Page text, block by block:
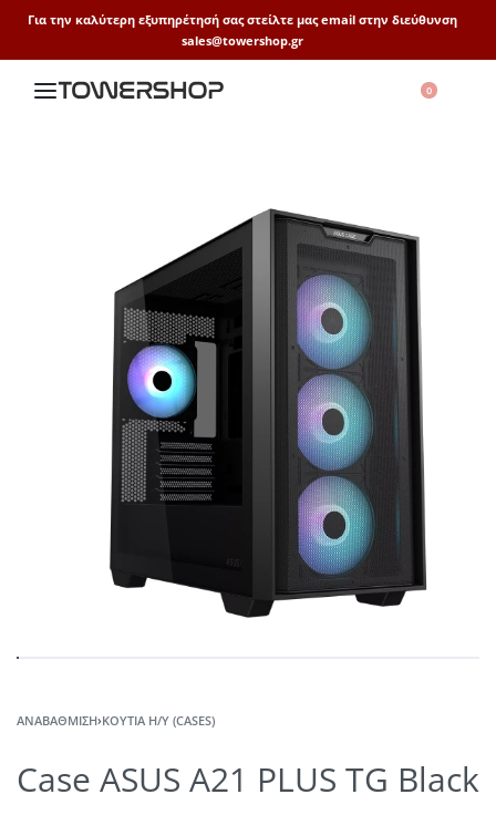
Για την καλύτερη εξυπηρέτησή σας στείλτε μας email στην διεύθυνση
sales@towershop.gr
0
ΑΝΑΒΆΘΜΙΣΗ›ΚΟΥΤΙΆ Η/Υ (CASES)
Case ASUS A21 PLUS TG Black